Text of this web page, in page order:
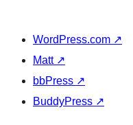
WordPress.com ↗
Matt ↗
bbPress ↗
BuddyPress ↗